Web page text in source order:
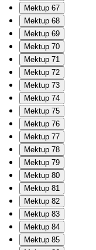
Mektup 67
Mektup 68
Mektup 69
Mektup 70
Mektup 71
Mektup 72
Mektup 73
Mektup 74
Mektup 75
Mektup 76
Mektup 77
Mektup 78
Mektup 79
Mektup 80
Mektup 81
Mektup 82
Mektup 83
Mektup 84
Mektup 85